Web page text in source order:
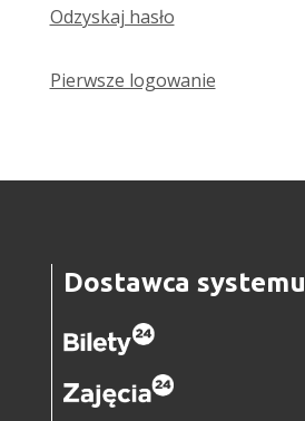
Odzyskaj hasło
Pierwsze logowanie
Dostawca systemu